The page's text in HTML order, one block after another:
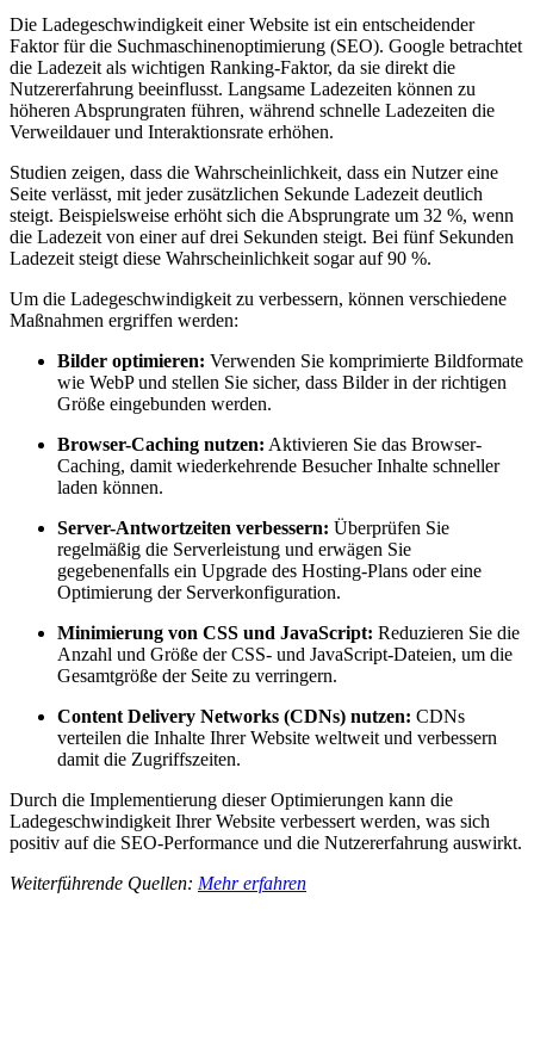
Die Ladegeschwindigkeit einer Website ist ein entscheidender
Faktor für die Suchmaschinenoptimierung (SEO). Google betrachtet
die Ladezeit als wichtigen Ranking-Faktor, da sie direkt die
Nutzererfahrung beeinflusst. Langsame Ladezeiten können zu
höheren Absprungraten führen, während schnelle Ladezeiten die
Verweildauer und Interaktionsrate erhöhen.
Studien zeigen, dass die Wahrscheinlichkeit, dass ein Nutzer eine
Seite verlässt, mit jeder zusätzlichen Sekunde Ladezeit deutlich
steigt. Beispielsweise erhöht sich die Absprungrate um 32 %, wenn
die Ladezeit von einer auf drei Sekunden steigt. Bei fünf Sekunden
Ladezeit steigt diese Wahrscheinlichkeit sogar auf 90 %.
Um die Ladegeschwindigkeit zu verbessern, können verschiedene
Maßnahmen ergriffen werden:
Bilder optimieren: Verwenden Sie komprimierte Bildformate
wie WebP und stellen Sie sicher, dass Bilder in der richtigen
Größe eingebunden werden.
Browser-Caching nutzen: Aktivieren Sie das Browser-
Caching, damit wiederkehrende Besucher Inhalte schneller
laden können.
Server-Antwortzeiten verbessern: Überprüfen Sie
regelmäßig die Serverleistung und erwägen Sie
gegebenenfalls ein Upgrade des Hosting-Plans oder eine
Optimierung der Serverkonfiguration.
Minimierung von CSS und JavaScript: Reduzieren Sie die
Anzahl und Größe der CSS- und JavaScript-Dateien, um die
Gesamtgröße der Seite zu verringern.
Content Delivery Networks (CDNs) nutzen: CDNs
verteilen die Inhalte Ihrer Website weltweit und verbessern
damit die Zugriffszeiten.
Durch die Implementierung dieser Optimierungen kann die
Ladegeschwindigkeit Ihrer Website verbessert werden, was sich
positiv auf die SEO-Performance und die Nutzererfahrung auswirkt.
Weiterführende Quellen: Mehr erfahren